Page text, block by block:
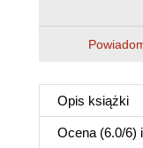
Opis książki
Ocena (6.0/6)